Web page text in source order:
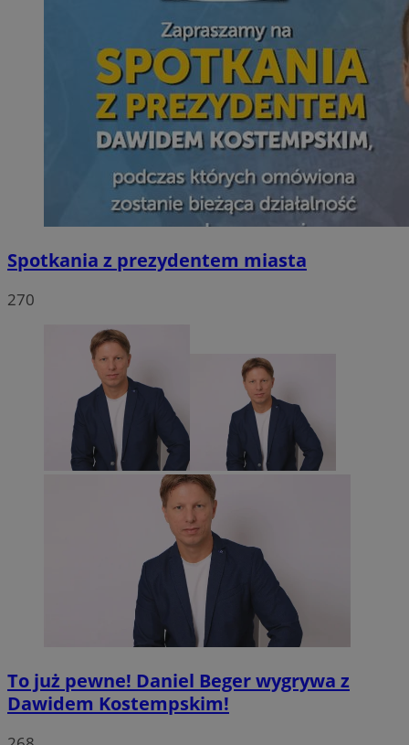
Spotkania z prezydentem miasta
270
To już pewne! Daniel Beger wygrywa z
Dawidem Kostempskim!